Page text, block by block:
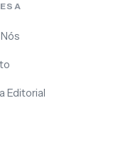
Editorial